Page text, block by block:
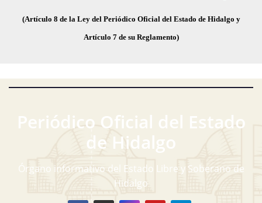
(Artículo 8 de la Ley del Periódico Oficial del Estado de Hidalgo y
Artículo 7 de su Reglamento)
Periódico Oficial del Estado
de Hidalgo
Órgano informativo del Estado Libre y Soberano de
Hidalgo